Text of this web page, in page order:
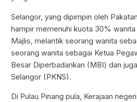
Selangor, yang dipimpin oleh
hampir memenuhi kuota 30% wanita
Majlis, melantik seorang wanita
seorang wanita sebagai Ketua
Besar Diperbadankan (MBI) dan
Selangor (PKNS).
Di Pulau Pinang pula, Kerajaan